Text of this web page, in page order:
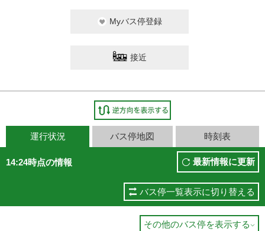
Myバス停登録
接近
運行状況 バス停地図 時刻表
14:24時点の情報 最新情報に更新
バス停一覧表示に切り替える
その他のバス停を表示する 